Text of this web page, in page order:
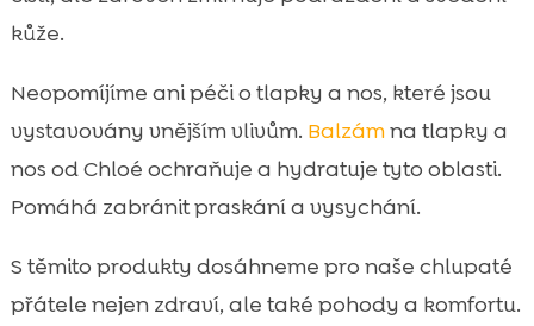
kůže.
Neopomíjíme ani péči o tlapky a nos, které jsou
vystavovány vnějším vlivům. Balzámna tlapky a
nos od Chloé ochraňuje a hydratuje tyto oblasti.
Pomáhá zabránit praskání a vysychání.
S těmito produkty dosáhneme pro naše chlupaté
přátele nejen zdraví, ale také pohody a komfortu.